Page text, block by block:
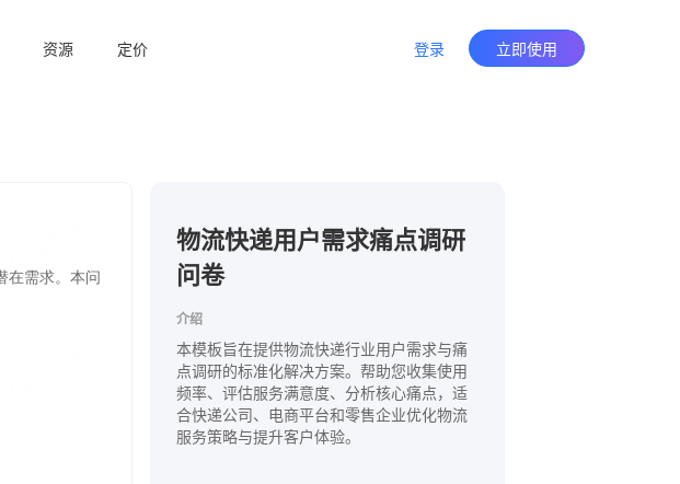
资源 定价 登录 立即使用
物流快递用户需求痛点调研
问卷
介绍
本模板旨在提供物流快递行业用户需求与痛
点调研的标准化解决方案。帮助您收集使用
频率、评估服务满意度、分析核心痛点，适
合快递公司、电商平台和零售企业优化物流
服务策略与提升客户体验。